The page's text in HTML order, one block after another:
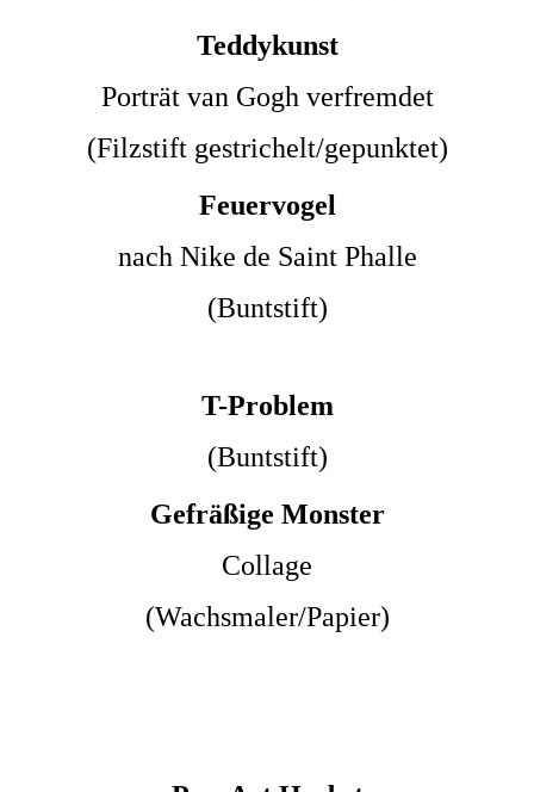
Teddykunst
Porträt van Gogh verfremdet
(Filzstift gestrichelt/gepunktet)
Feuervogel
nach Nike de Saint Phalle
(Buntstift)
T-Problem
(Buntstift)
Gefräßige Monster
Collage
(Wachsmaler/Papier)